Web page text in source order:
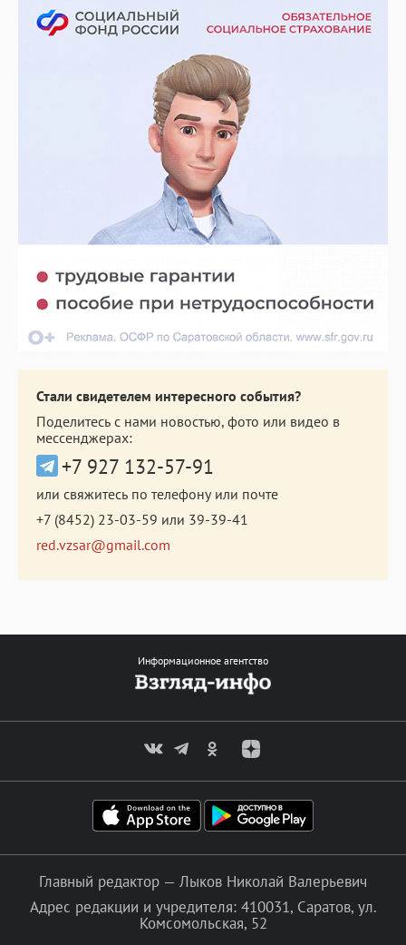
Стали свидетелем интересного события?
Поделитесь с нами новостью, фото или видео в
мессенджерах:
+7 927 132-57-91
или свяжитесь по телефону или почте
+7 (8452) 23-03-59 или 39-39-41
red.vzsar@gmail.com
Информационное агентство
Главный редактор — Лыков Николай Валерьевич
Адрес редакции и учредителя: 410031, Саратов, ул.
Комсомольская, 52